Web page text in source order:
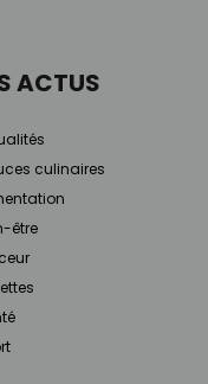
ACTUS
culinaires
être